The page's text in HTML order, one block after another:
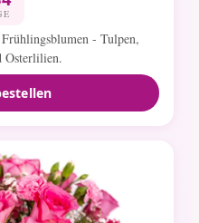
- Tulpen,
Osterlilien.